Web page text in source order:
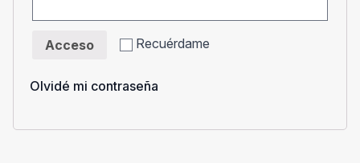
Recuérdame
Acceso
Olvidé mi contraseña